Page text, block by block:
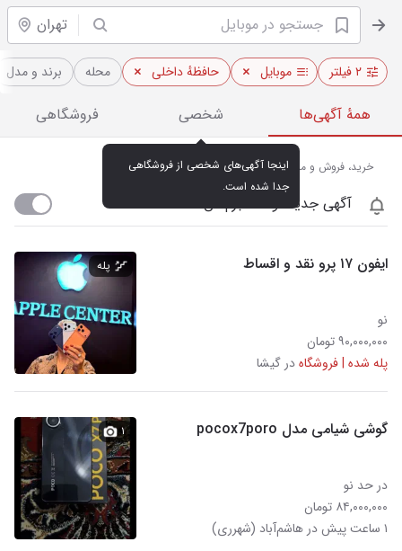
تهران
۲ فیلتر موبایل حافظهٔ داخلی محله برند و مدل
همهٔ آگهی‌ها شخصی فروشگاهی
جدا شده است.
خرید، فروش و مشاهده قیمت روز موبایل در تهران
آگهی جدید اومد خبرم کن
ایفون ۱۷ پرو نقد و اقساط
نو
۹۰,۰۰۰,۰۰۰ تومان
پله شده | فروشگاهدر گیشا
پله
گوشی شیامی مدل pocox7poro
در حد نو
۸۴,۰۰۰,۰۰۰ تومان
۱ ساعت پیش در هاشم‌آباد (شهرری)
۱